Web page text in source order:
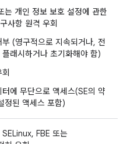
는 개인 정보 보호 설정에 관한
사항 원격 우회
(영구적으로 지속되거나, 전
래시하거나 초기화해야 함)
에 무단으로 액세스(SE의 약
정된 액세스 포함)
FBE 또는